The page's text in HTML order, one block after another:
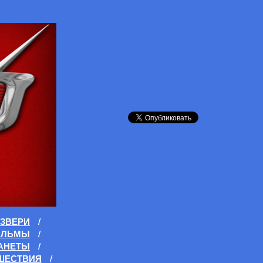
ЗВЕРИ
/
/
/
/